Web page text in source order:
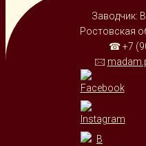
Заводчик:
Ростовская
☎ +7
🖂